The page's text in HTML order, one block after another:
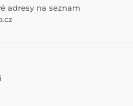
adresy na seznam